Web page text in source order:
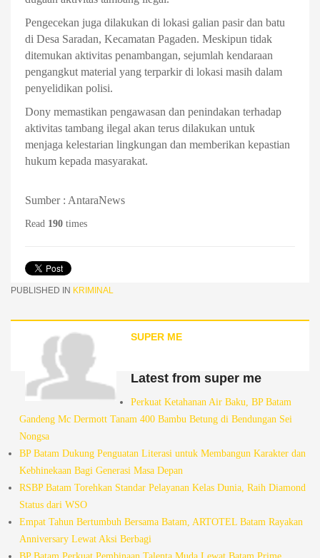
Pengecekan juga dilakukan di lokasi galian pasir dan batu
di Desa Saradan, Kecamatan Pagaden. Meskipun tidak
ditemukan aktivitas penambangan, sejumlah kendaraan
pengangkut material yang terparkir di lokasi masih dalam
penyelidikan polisi.
Dony memastikan pengawasan dan penindakan terhadap
aktivitas tambang ilegal akan terus dilakukan untuk
menjaga kelestarian lingkungan dan memberikan kepastian
hukum kepada masyarakat.
Sumber : AntaraNews
Read 190 times
PUBLISHED IN KRIMINAL
SUPER ME
Latest from super me
Perkuat Ketahanan Air Baku, BP Batam
Gandeng Mc Dermott Tanam 400 Bambu Betung di Bendungan Sei
Nongsa
BP Batam Dukung Penguatan Literasi untuk Membangun Karakter dan
Kebhinekaan Bagi Generasi Masa Depan
RSBP Batam Torehkan Standar Pelayanan Kelas Dunia, Raih Diamond
Status dari WSO
Empat Tahun Bertumbuh Bersama Batam, ARTOTEL Batam Rayakan
Anniversary Lewat Aksi Berbagi